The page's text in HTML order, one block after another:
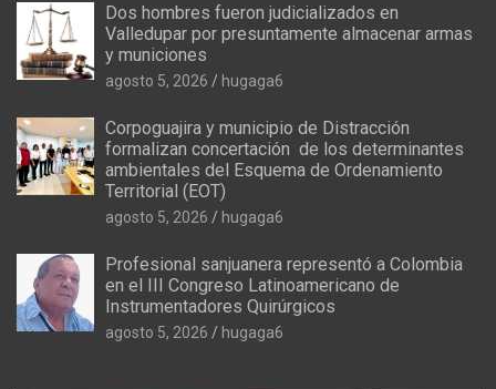
Dos hombres fueron judicializados en
Valledupar por presuntamente almacenar armas
y municiones
agosto 5, 2026 hugaga6
Corpoguajira y municipio de Distracción
formalizan concertación de los determinantes
ambientales del Esquema de Ordenamiento
Territorial (EOT)
agosto 5, 2026 hugaga6
Profesional sanjuanera representó a Colombia
en el III Congreso Latinoamericano de
Instrumentadores Quirúrgicos
agosto 5, 2026 hugaga6